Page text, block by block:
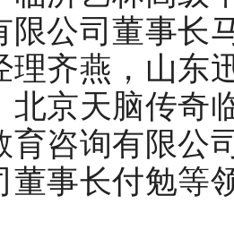
限公司董事长
理齐燕，山东
北京天脑传奇
育咨询有限公
董事长付勉等